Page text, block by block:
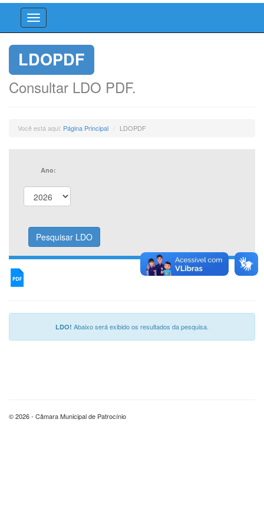
LDOPDF
Consultar LDO PDF.
Você está aqui: Página Principal LDOPDF
Ano:
LDO! Abaixo será exibido os resultados da pesquisa.
© 2026 - Câmara Municipal de Patrocínio